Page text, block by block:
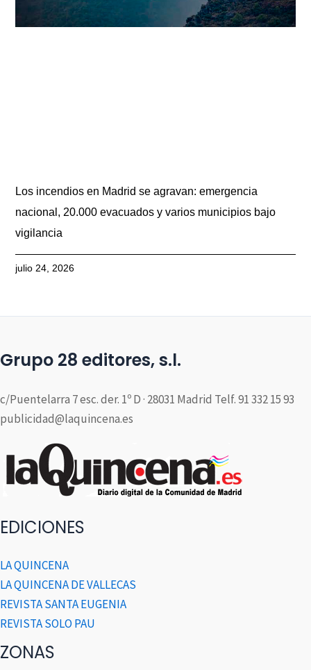
Los incendios en Madrid se agravan: emergencia
nacional, 20.000 evacuados y varios municipios bajo
vigilancia
julio 24, 2026
Grupo 28 editores, s.l.
c/Puentelarra 7 esc. der. 1º D · 28031 Madrid Telf. 91 332 15 93
publicidad@laquincena.es
EDICIONES
LA QUINCENA
LA QUINCENA DE VALLECAS
REVISTA SANTA EUGENIA
REVISTA SOLO PAU
ZONAS